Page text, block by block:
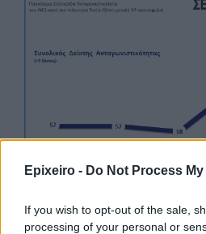
Epixeiro - Do Not Process
If you wish to opt-out of the sale,
processing of your personal or